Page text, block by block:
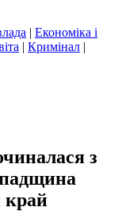
| Економіка і
| Кримінал |
з
край